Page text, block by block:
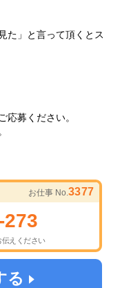
た」と言って頂くとス
応募ください。
お仕事 No. 3377
273
伝えください
る